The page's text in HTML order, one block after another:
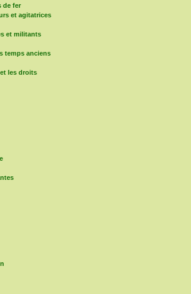
de fer
et agitatrices
et militants
temps anciens
les droits